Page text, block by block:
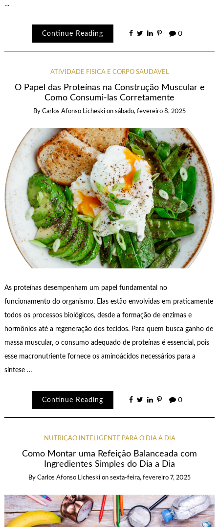
…
Continue Reading 0
ATIVIDADE FÍSICA E CORPO SAUDÁVEL
O Papel das Proteínas na Construção Muscular e
Como Consumi-las Corretamente
By Carlos Afonso Licheski on sábado, fevereiro 8, 2025
As proteínas desempenham um papel fundamental no
funcionamento do organismo. Elas estão envolvidas em praticamente
todos os processos biológicos, desde a formação de enzimas e
hormônios até a regeneração dos tecidos. Para quem busca ganho de
massa muscular, o consumo adequado de proteínas é essencial, pois
esse macronutriente fornece os aminoácidos necessários para a
síntese …
Continue Reading 0
NUTRIÇÃO INTELIGENTE PARA O DIA A DIA
Como Montar uma Refeição Balanceada com
Ingredientes Simples do Dia a Dia
By Carlos Afonso Licheski on sexta-feira, fevereiro 7, 2025